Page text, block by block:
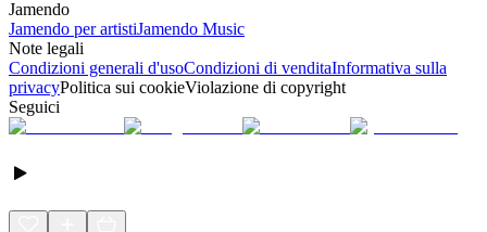
Jamendo
Jamendo per artistiJamendo Music
Note legali
Condizioni generali d'usoCondizioni di venditaInformativa sulla
privacyPolitica sui cookieViolazione di copyright
Seguici